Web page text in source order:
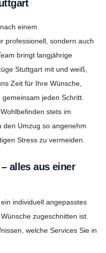
einem
professionell, sondern auch
bringt langjährige
Stuttgart mit und weiß,
Zeit für Ihre Wünsche,
jeden Schritt.
stets im
den Umzug so angenehm
Stress zu vermeiden.
alles aus einer
individuell angepasstes
zugeschnitten ist.
welche Services Sie in